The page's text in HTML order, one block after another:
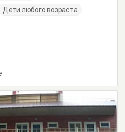
Дети любого возраста